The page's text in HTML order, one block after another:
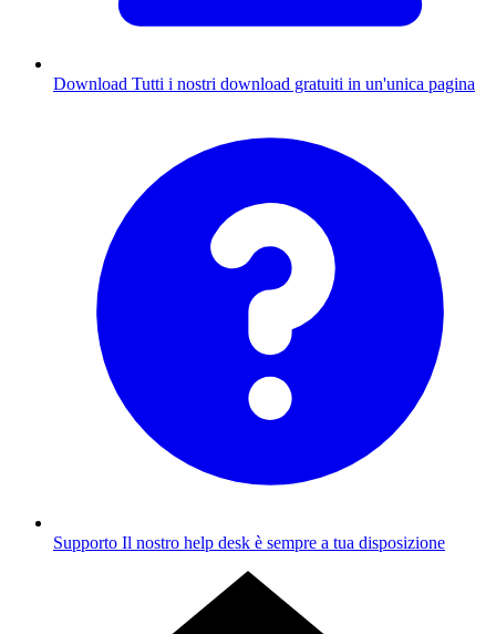
Download Tutti i nostri download gratuiti in un'unica pagina
Supporto Il nostro help desk è sempre a tua disposizione